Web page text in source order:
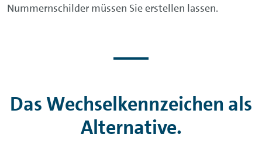
Nummernschilder müssen Sie erstellen lassen.
Das Wechselkennzeichen als
Alternative.